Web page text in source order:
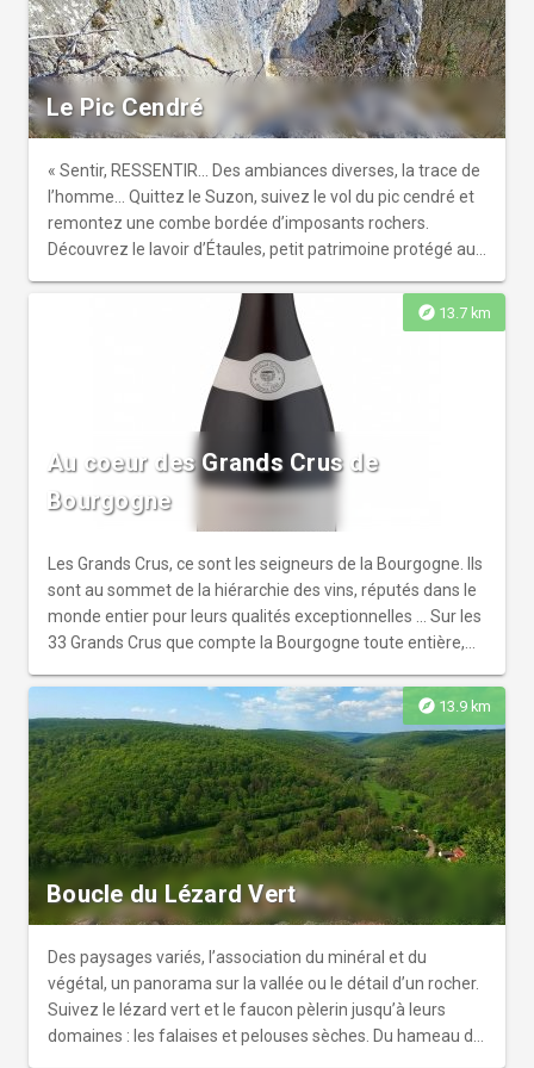
également Barbirey-sur-Ouche qui abrite un château
joliment entouré de son « jardin remarquable », par Saint-
Victor-sur-Ouche et son église paroissiale datant du
XIIème siècle classée « monument historique », et, à votre
point d'arrivée, par la Bussière-sur-Ouche et sa célèbre
Abbaye cistercienne.
Le Pic Cendré
« Sentir, RESSENTIR... Des ambiances diverses, la trace de
l’homme... Quittez le Suzon, suivez le vol du pic cendré et
remontez une combe bordée d’imposants rochers.
Découvrez le lavoir d’Étaules, petit patrimoine protégé au
roche, avant de serpenter doucement dans les forêts de
explore 13.7 km
Au coeur des Grands Crus de
Bourgogne
Les Grands Crus, ce sont les seigneurs de la Bourgogne. Ils
sont au sommet de la hiérarchie des vins, réputés dans le
monde entier pour leurs qualités exceptionnelles ... Sur les
33 Grands Crus que compte la Bourgogne toute entière,
Roche, le Clos Saint-Denis, le Clos des Lambrays, le Clos de
Tart, et Les Bonnes Mares. Les vignerons sont fiers et
heureux de vous faire découvrir leur métier et leurs
terroirs. Les paysages que vous traverserez nécessitent
de nombreux soins et une attention particulière tout au
long de l’année. Pour votre sécurité et une bonne
cohabitation, soyez vigilants à proximité des engins que
vous croiserez et respectueux envers les personnes que
vous rencontrerez et qui œuvrent dans les vignes. L'abus
d'alcool est dangereux pour la santé, consommez avec
modération.
explore 13.9 km
Boucle du Lézard Vert
Des paysages variés, l’association du minéral et du
végétal, un panorama sur la vallée ou le détail d’un rocher.
Suivez le lézard vert et le faucon pèlerin jusqu’à leurs
domaines : les falaises et pelouses sèches. Du hameau de